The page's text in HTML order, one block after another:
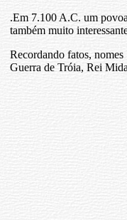
.Em 7.100 A.C. um
também muito
Recordando fatos,
Guerra de Tróia, Rei